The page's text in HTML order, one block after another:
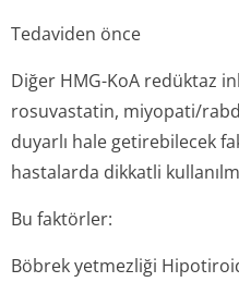
Tedaviden önce
Diğer HMG-KoA redüktaz
rosuvastatin, miyopati/
duyarlı hale getirebilecek
hastalarda dikkatli
Bu faktörler:
Böbrek yetmezliği